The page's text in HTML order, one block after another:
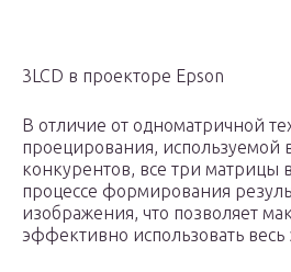
3LCD в проекторе Epson
В отличие от одноматричной
проецирования, используемой
конкурентов, все три матрицы
процессе формирования
изображения, что позволяет
эффективно использовать весь